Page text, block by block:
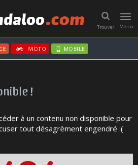
Menu
Trouver
MOTO MOBILE
!
à un contenu non disponible pour
tout désagrèment engendré :(